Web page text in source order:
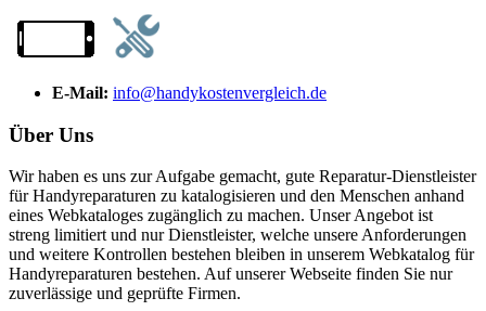
E-Mail: info@handykostenvergleich.de
Über Uns
Wir haben es uns zur Aufgabe gemacht, gute Reparatur-Dienstleister
für Handyreparaturen zu katalogisieren und den Menschen anhand
eines Webkataloges zugänglich zu machen. Unser Angebot ist
streng limitiert und nur Dienstleister, welche unsere Anforderungen
und weitere Kontrollen bestehen bleiben in unserem Webkatalog für
Handyreparaturen bestehen. Auf unserer Webseite finden Sie nur
zuverlässige und geprüfte Firmen.